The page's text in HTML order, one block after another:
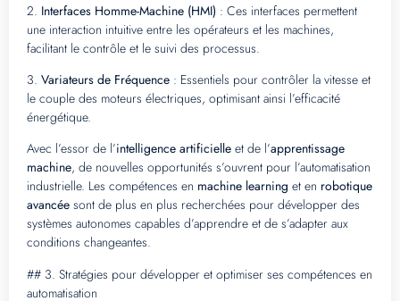
2. Interfaces Homme-Machine (HMI) : Ces interfaces permettent
une interaction intuitive entre les opérateurs et les machines,
facilitant le contrôle et le suivi des processus.
3. Variateurs de Fréquence : Essentiels pour contrôler la vitesse et
le couple des moteurs électriques, optimisant ainsi l’efficacité
énergétique.
Avec l’essor de l’intelligence artificielle et de l’apprentissage
machine, de nouvelles opportunités s’ouvrent pour l’automatisation
industrielle. Les compétences en machine learning et en robotique
avancée sont de plus en plus recherchées pour développer des
systèmes autonomes capables d’apprendre et de s’adapter aux
conditions changeantes.
## 3. Stratégies pour développer et optimiser ses compétences en
automatisation